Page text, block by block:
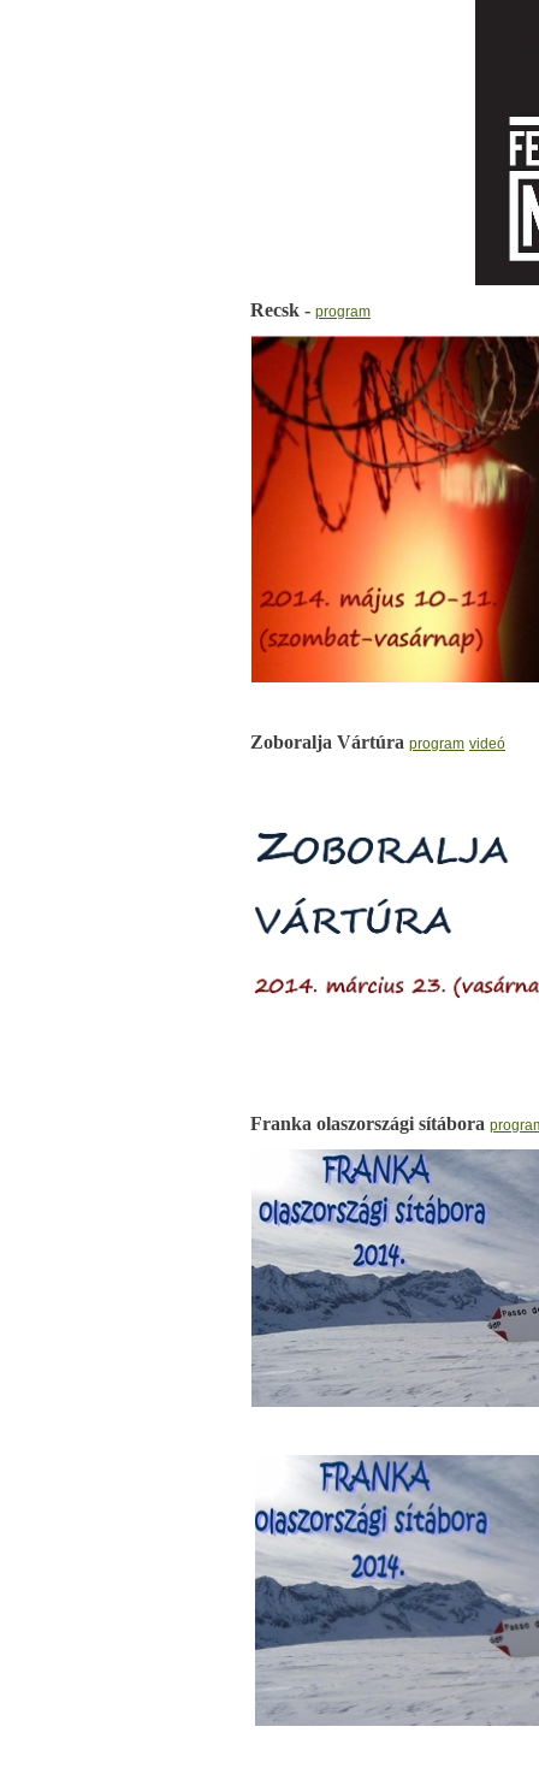
Recsk - program
Zoboralja Vártúra program videó
Franka olaszországi sítábora